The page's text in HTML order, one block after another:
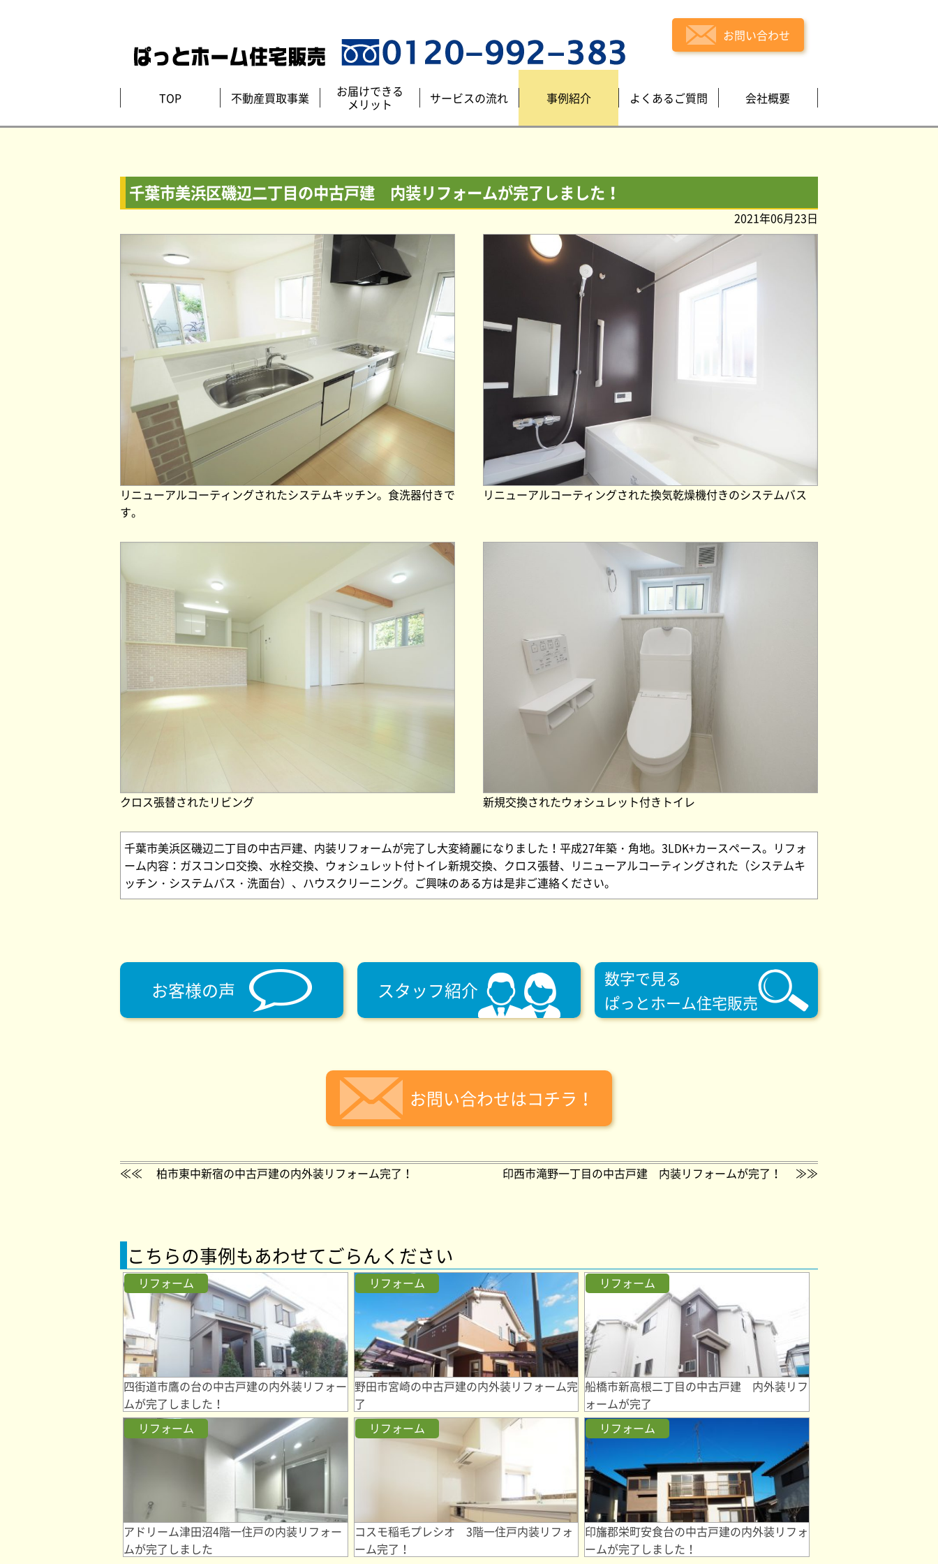
お問い合わせ
TOP 不動産買取事業 お届けできる
メリット サービスの流れ 事例紹介 よくあるご質問 会社概要
千葉市美浜区磯辺二丁目の中古戸建 内装リフォームが完了しました！
2021年06月23日
リニューアルコーティングされたシステムキッチン。食洗器付きで
す。
リニューアルコーティングされた換気乾燥機付きのシステムバス
クロス張替されたリビング 新規交換されたウォシュレット付きトイレ
千葉市美浜区磯辺二丁目の中古戸建、内装リフォームが完了し大変綺麗になりました！平成27年築・角地。3LDK+カースペース。リフォ
ーム内容：ガスコンロ交換、水栓交換、ウォシュレット付トイレ新規交換、クロス張替、リニューアルコーティングされた（システムキ
ッチン・システムバス・洗面台）、ハウスクリーニング。ご興味のある方は是非ご連絡ください。
お客様の声 スタッフ紹介
数字で見る
ぱっとホーム住宅販売
お問い合わせはコチラ！
≪≪ 柏市東中新宿の中古戸建の内外装リフォーム完了！ 印西市滝野一丁目の中古戸建 内装リフォームが完了！ ≫≫
こちらの事例もあわせてごらんください
リフォーム
四街道市鷹の台の中古戸建の内外装リフォー
ムが完了しました！
リフォーム
野田市宮崎の中古戸建の内外装リフォーム完
了
リフォーム
船橋市新高根二丁目の中古戸建 内外装リフ
ォームが完了
リフォーム
アドリーム津田沼4階一住戸の内装リフォー
ムが完了しました
リフォーム
コスモ稲毛プレシオ 3階一住戸内装リフォ
ーム完了！
リフォーム
印旛郡栄町安食台の中古戸建の内外装リフォ
ームが完了しました！